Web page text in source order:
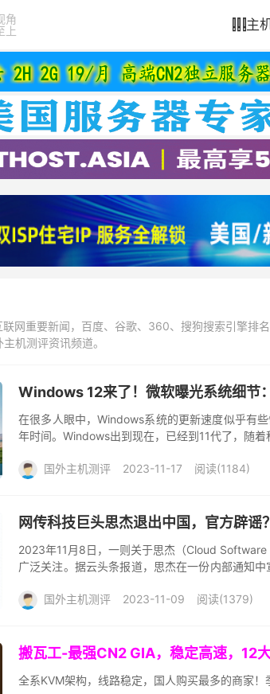
角
上
主
网重要新闻，百度、谷歌、360、搜狗搜索引擎排
机测评资讯频道。
Windows 12来了！微软曝光系统细节
在很多人眼中，Windows系统的更新速度似乎有
年时间。Windows出到现在，已经到11代了，随
国外主机测评
2023-11-17 阅读(1184)
网传科技巨头思杰退出中国，官方辟谣？
2023年11月8日，一则关于思杰（Cloud
广泛关注。据云头条报道，思杰在一份内部通知
国外主机测评
2023-11-09 阅读(1379)
搬瓦工-最强CN2 GIA，稳定高速，12
全系KVM架构，线路稳定，国人购买最多的商家